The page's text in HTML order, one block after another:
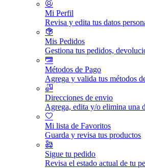
Mi Perfil
Revisa y edita tus datos
Mis Pedidos
Gestiona tus pedidos,
Métodos de Pago
Agrega y valida tus métodos
Direcciones de envio
Agrega, edita y/o elimina una
Mi lista de Favoritos
Guarda y revisa tus productos
Sigue tu pedido
Revisa el estado actual de tu